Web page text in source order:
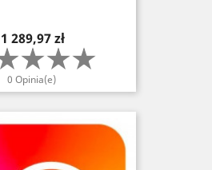
Cena
1 289,97 zł
0 Opinia(e)